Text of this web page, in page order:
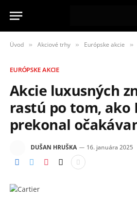
Úvod » Akciové trhy » Európske akcie »
EURÓPSKE AKCIE
Akcie luxusných
rastú po tom, ako
prekonal
DUŠAN HRUŠKA 16. januára 2025